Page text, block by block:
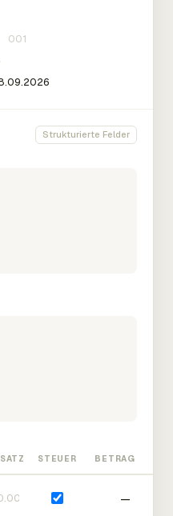
Strukturierte Felder
SATZ STEUER BETRAG
—